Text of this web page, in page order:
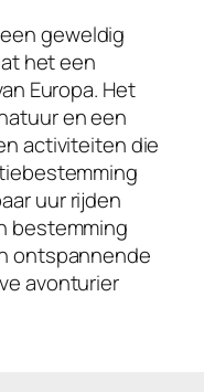
geweldig
het een
Europa. Het
en een
activiteiten die
uur rijden
bestemming
ontspannende
avonturier